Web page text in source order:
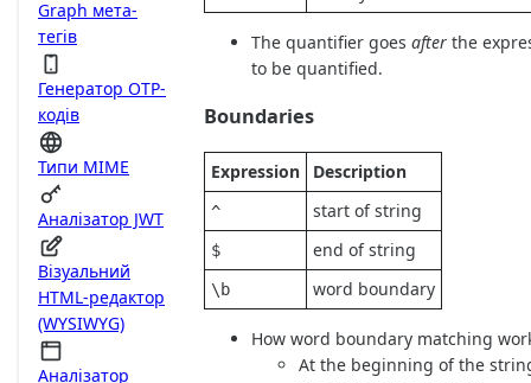
Graph мета-
тегів
Генератор OTP-
кодів
Типи MIME
Аналізатор JWT
Візуальний
HTML-редактор
(WYSIWYG)
Аналізатор
The quantifier goes after the
to be quantified.
Boundaries
Expression Description
^ start of string
$ end of string
\b word boundary
How word boundary matching
At the beginning of the